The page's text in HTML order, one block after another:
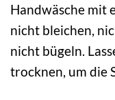
Handwäsche mit
nicht bleichen,
nicht bügeln.
trocknen, um die